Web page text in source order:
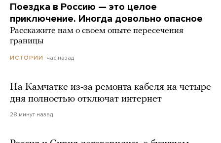
Поездка в Россию — это целое
приключение. Иногда довольно опасное
Расскажите нам о своем опыте пересечения
границы
ИСТОРИИ час назад
На Камчатке из-за ремонта кабеля на четыре
дня полностью отключат интернет
28 минут назад